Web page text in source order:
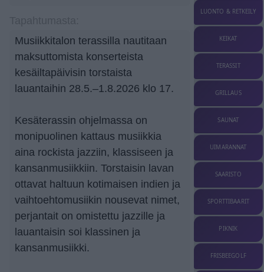
Musiikkitalon terassilla nautitaan
maksuttomista konserteista
kesäiltapäivisin torstaista
lauantaihin 28.5.–1.8.2026 klo 17.
Kesäterassin ohjelmassa on
monipuolinen kattaus musiikkia
aina rockista jazziin, klassiseen ja
kansanmusiikkiin. Torstaisin lavan
ottavat haltuun kotimaisen indien ja
vaihtoehtomusiikin nousevat nimet,
perjantait on omistettu jazzille ja
lauantaisin soi klassinen ja
kansanmusiikki.
LUONTO & RETKEILY
KEIKAT
TERASSIT
GRILLAUS
SAUNAT
UIMARANNAT
SAARISTO
SPORTTIBAARIT
PIKNIK
FRISBEEGOLF